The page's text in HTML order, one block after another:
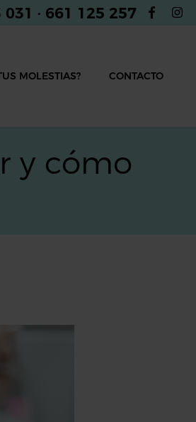
031 · 661 125 257
MOLESTIAS? CONTACTO
y cómo